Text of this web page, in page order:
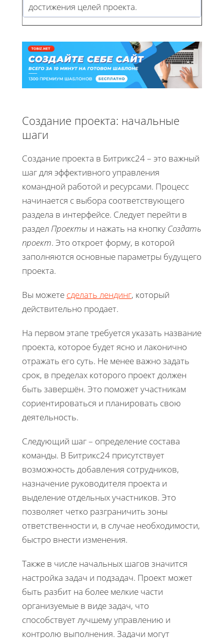
достижения целей проекта.
Создание проекта: начальные
шаги
Создание проекта в Битрикс24 – это важный
шаг для эффективного управления
командной работой и ресурсами. Процесс
начинается с выбора соответствующего
раздела в интерфейсе. Следует перейти в
раздел Проекты и нажать на кнопку Создать
проект. Это откроет форму, в которой
заполняются основные параметры будущего
проекта.
Вы можете сделать лендинг, который
действительно продает.
На первом этапе требуется указать название
проекта, которое будет ясно и лаконично
отражать его суть. Не менее важно задать
срок, в пределах которого проект должен
быть завершён. Это поможет участникам
сориентироваться и планировать свою
деятельность.
Следующий шаг – определение состава
команды. В Битрикс24 присутствует
возможность добавления сотрудников,
назначение руководителя проекта и
выделение отдельных участников. Это
позволяет четко разграничить зоны
ответственности и, в случае необходимости,
быстро внести изменения.
Также в числе начальных шагов значится
настройка задач и подзадач. Проект может
быть разбит на более мелкие части
организуемые в виде задач, что
способствует лучшему управлению и
контролю выполнения. Задачи могут